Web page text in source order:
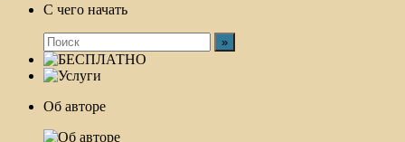
С чего начать
Об авторе